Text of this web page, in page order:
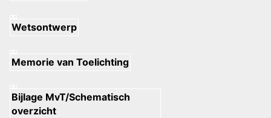
Wetsontwerp
Memorie van Toelichting
Bijlage MvT/Schematisch
overzicht